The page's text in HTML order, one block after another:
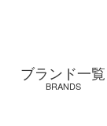
ブランド一覧
BRANDS